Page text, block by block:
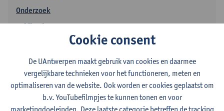
Onderzoek
Publicaties
Cookie consent
De UAntwerpen maakt gebruik van cookies en daarmee
vergelijkbare technieken voor het functioneren, meten en
optimaliseren van de website. Ook worden er cookies geplaatst om
b.v. YouTubefilmpjes te kunnen tonen en voor
marketingdoeleinden. Deze laatste categorie betreffen de tracking